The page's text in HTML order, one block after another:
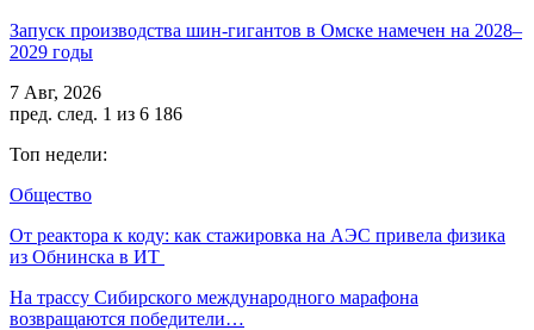
Запуск производства шин-гигантов в Омске намечен на 2028–
2029 годы
7 Авг, 2026
пред. след. 1 из 6 186
Топ недели:
Общество
От реактора к коду: как стажировка на АЭС привела физика
из Обнинска в ИТ
На трассу Сибирского международного марафона
возвращаются победители…